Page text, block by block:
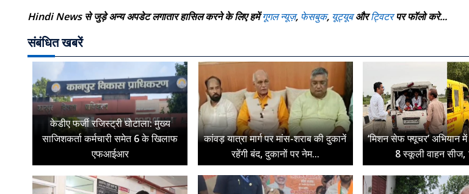
Hindi News से जुड़े अन्य अपडेट लगातार हासिल करने के लिए हमेंगूगल न्यूज़, फेसबुक, यूट्यूबऔरट्विटरपर फॉलो करे...
संबंधित खबरें
केडीए फर्जी रजिस्ट्री घोटाला: मुख्य
साजिशकर्ता कर्मचारी समेत 6 के खिलाफ
एफआईआर
कांवड़ यात्रा मार्ग पर मांस-शराब की दुकानें
रहेंगी बंद, दुकानों पर नेम...
‘मिशन सेफ फ्यूचर’ अभियान में
8 स्कूली वाहन सीज,